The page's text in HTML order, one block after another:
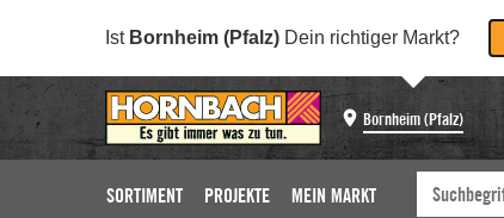
Ist Bornheim (Pfalz) Dein richtiger Markt?
Bornheim (Pfalz)
SORTIMENT PROJEKTE MEIN MARKT